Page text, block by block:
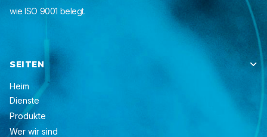
wie ISO 9001 belegt.
SEITEN 
Heim
Dienste
Produkte
Wer wir sind